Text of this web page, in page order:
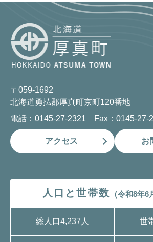
〒059-1692
北海道勇払郡厚真町京町120番地
電話：0145-27-2321 Fax：0145-27-
アクセス お
人口と世帯数 （令和8年6
総人口4,237人 世